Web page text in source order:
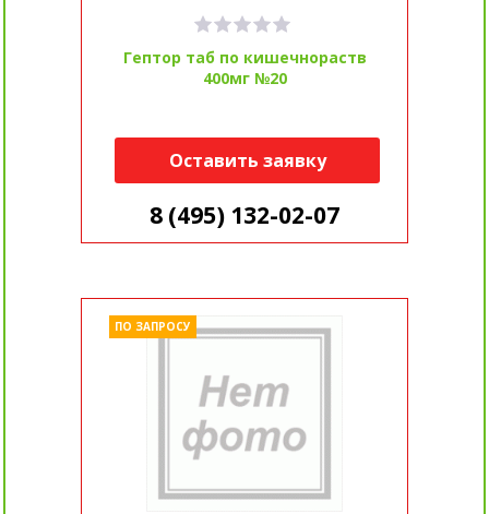
Гептор таб по кишечнораств
400мг №20
Оставить заявку
8 (495) 132-02-07
ПО ЗАПРОСУ